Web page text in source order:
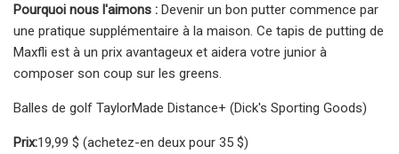
Pourquoi nous l'aimons : Devenir un bon putter commence par
une pratique supplémentaire à la maison. Ce tapis de putting de
Maxfli est à un prix avantageux et aidera votre junior à
composer son coup sur les greens.
Balles de golf TaylorMade Distance+ (Dick's Sporting Goods)
Prix:19,99 $ (achetez-en deux pour 35 $)